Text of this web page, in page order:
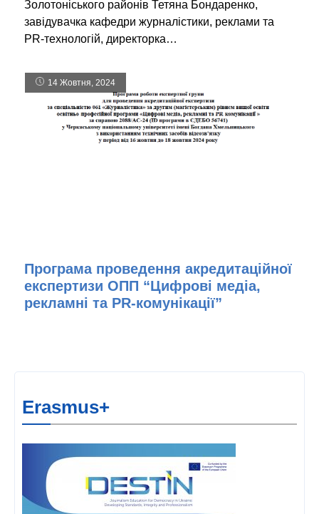
Золотоніського районів Тетяна Бондаренко,
завідувачка кафедри журналістики, реклами та
PR-технологій, директорка…
14 Жовтня, 2024
Програма проведення акредитаційної
експертизи ОПП “Цифрові медіа,
рекламні та PR-комунікації”
Erasmus+